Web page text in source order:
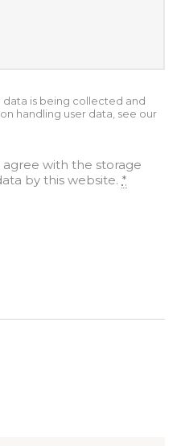
is being collected and
handling user data, see our
with the storage
by this website. *